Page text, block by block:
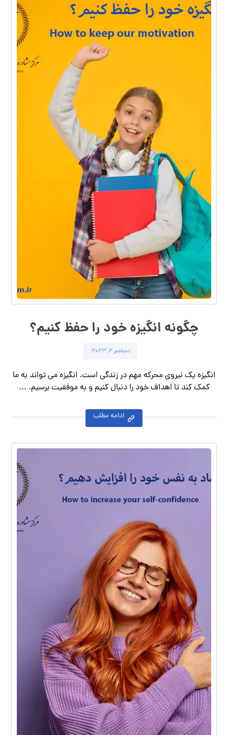
چگونه انگیزه خود را حفظ کنیم؟
دسامبر ۲, ۲۰۲۳
انگیزه یک نیروی محرکه مهم در زندگی است. انگیزه می تواند به ما
کمک کند تا اهداف خود را دنبال کنیم و به موفقیت برسیم. ...
ادامه مطلب